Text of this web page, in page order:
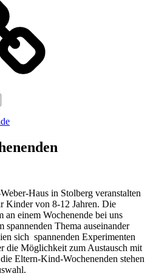
Haus in Stolberg veranstalten
von 8-12 Jahren. Die
an einem Wochenende bei uns
spannenden Thema auseinander
sich spannenden Experimenten
die Möglichkeit zum Austausch mit
Eltern-Kind-Wochenenden stehen